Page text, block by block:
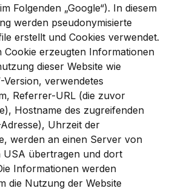
Folgenden „Google“). In diesem
werden pseudonymisierte
erstellt und Cookies verwendet.
Cookie erzeugten Informationen
dieser Website wie
verwendetes
Referrer-URL (die zuvor
Hostname des zugreifenden
Uhrzeit der
werden an einen Server von
USA übertragen und dort
Informationen werden
die Nutzung der Website